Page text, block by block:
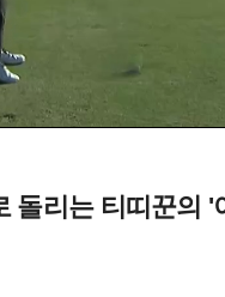
돌리는 티띠꾼의 '